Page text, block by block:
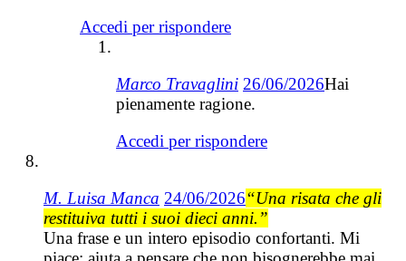
Accedi per rispondere
Marco Travaglini 26/06/2026Hai
pienamente ragione.
Accedi per rispondere
M. Luisa Manca 24/06/2026“Una risata che gli
restituiva tutti i suoi dieci anni.”
Una frase e un intero episodio confortanti. Mi